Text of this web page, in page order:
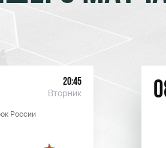
20:45
Вторник
России